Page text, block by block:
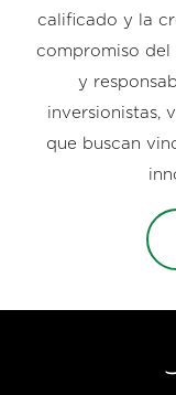
calificado y la
compromiso del
y
inversionistas,
que buscan